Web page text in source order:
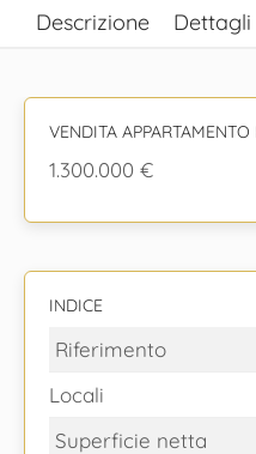
Descrizione Dettagli
VENDITA APPARTAMENTO
1.300.000 €
INDICE
Riferimento
Locali
Superficie netta